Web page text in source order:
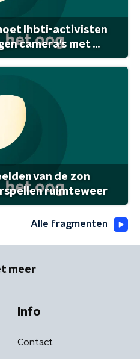
lhbti-activisten
camera's met ...
van de zon
ruimteweer
Alle fragmenten
meer
Info
Contact